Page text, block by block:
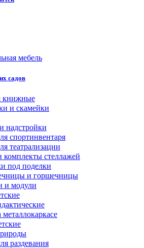
мебель
садов
книжные
и скамейки
надстройки
спортинвентаря
театрализации
стеллажей
под поделки
и горшечницы
и модули
раздевания